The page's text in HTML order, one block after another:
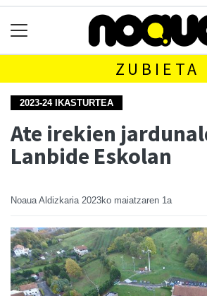
ZUBIETA
2023-24 IKASTURTEA
Ate irekien
Lanbide Eskolan
Noaua Aldizkaria 2023ko maiatzaren 1a